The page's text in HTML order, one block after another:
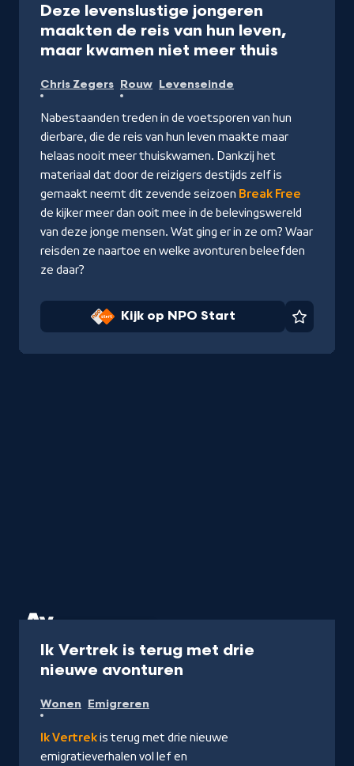
Deze levenslustige jongeren
maakten de reis van hun leven,
maar kwamen niet meer thuis
Chris Zegers Rouw Levenseinde
Nabestaanden treden in de voetsporen van hun
dierbare, die de reis van hun leven maakte maar
helaas nooit meer thuiskwamen. Dankzij het
materiaal dat door de reizigers destijds zelf is
gemaakt neemt dit zevende seizoen Break Free
de kijker meer dan ooit mee in de belevingswereld
van deze jonge mensen. Wat ging er in ze om? Waar
reisden ze naartoe en welke avonturen beleefden
ze daar?
Kijk op NPO Start
Ik Vertrek is terug met drie
nieuwe avonturen
NPO
Wonen Emigreren
Ik Vertrekis terug met drie nieuwe
emigratieverhalen vol lef en